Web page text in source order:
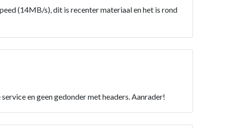
(14MB/s), dit is recenter materiaal en het is rond
en geen gedonder met headers. Aanrader!